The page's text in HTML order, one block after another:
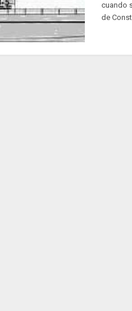
cuando
de